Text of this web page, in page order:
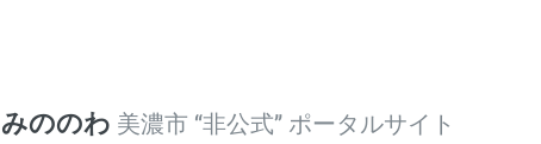
みののわ 美濃市 “非公式” ポータルサイト